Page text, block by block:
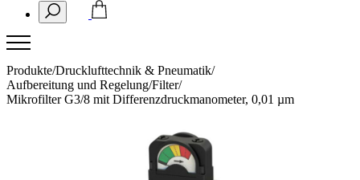
Produkte/Drucklufttechnik & Pneumatik/
Aufbereitung und Regelung/Filter/
Mikrofilter G3/8 mit Differenzdruckmanometer, 0,01 µm